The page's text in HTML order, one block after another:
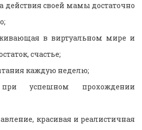
действия своей мамы достаточно
в виртуальном мире и
счастье;
каждую неделю;
успешном прохождении
красивая и реалистичная